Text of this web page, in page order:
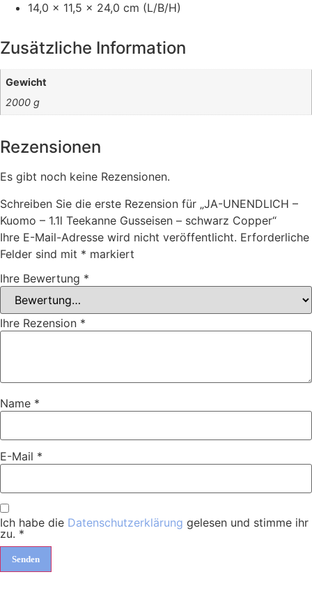
14,0 x 11,5 x 24,0 cm (L/B/H)
Zusätzliche Information
Gewicht
2000 g
Rezensionen
Es gibt noch keine Rezensionen.
Schreiben Sie die erste Rezension für „JA-UNENDLICH –
Kuomo – 1.1l Teekanne Gusseisen – schwarz Copper“
Ihre E-Mail-Adresse wird nicht veröffentlicht. Erforderliche
Felder sind mit * markiert
Ihre Bewertung *
Ihre Rezension *
Name *
E-Mail *
Ich habe die Datenschutzerklärung gelesen und stimme ihr
zu. *